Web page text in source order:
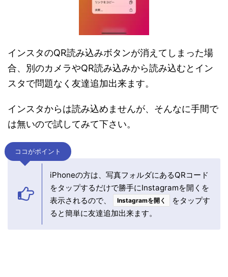
インスタのQR読み込みボタンが消えてしまった場
合、別のカメラやQR読み込みから読み込むとイン
スタで問題なく友達追加出来ます。
インスタからは読み込めませんが、そんなに手間で
は無いので試してみて下さい。
ココがポイント
iPhoneの方は、写真フォルダにあるQRコード
をタップするだけで勝手にInstagramを開くを
表示されるので、
Instagramを開く
をタップす
ると簡単に友達追加出来ます。